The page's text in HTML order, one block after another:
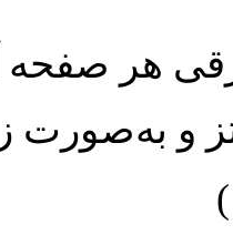
هر صفحه
و